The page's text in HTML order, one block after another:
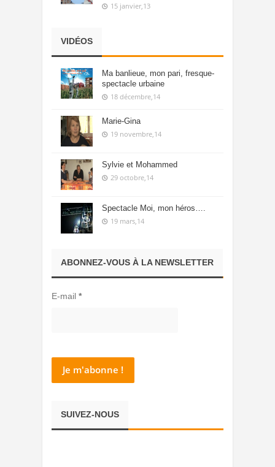
15 janvier,13
VIDÉOS
Ma banlieue, mon pari, fresque-
spectacle urbaine
18 décembre,14
Marie-Gina
19 novembre,14
Sylvie et Mohammed
29 octobre,14
Spectacle Moi, mon héros….
19 mars,14
ABONNEZ-VOUS À LA NEWSLETTER
E-mail *
SUIVEZ-NOUS